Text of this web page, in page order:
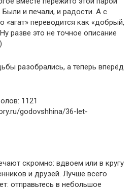
и печали, и радости. А с
«агат» переводится как «добрый,
разве это не точное описание
разобрались, а теперь вперёд
1121
godovshhina/36-let-
скромно: вдвоем или в кругу
и друзей. Лучше всего
отправьтесь в небольшое